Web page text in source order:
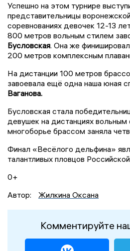
Успешно на этом турнире
представительницы
соревнованиях девочек 12-13
800 метров вольным стилем
Бусловская. Она же
200 метров комплексным
На дистанции 100 метров
завоевала ещё одна наша юная
Ваганова.
Бусловская стала
девушек на дистанциях вольным
многоборье брассом заняла
Финал «Весёлого дельфина»
талантливых пловцов
0+
Автор:
Жилкина Оксана
Комментируйте